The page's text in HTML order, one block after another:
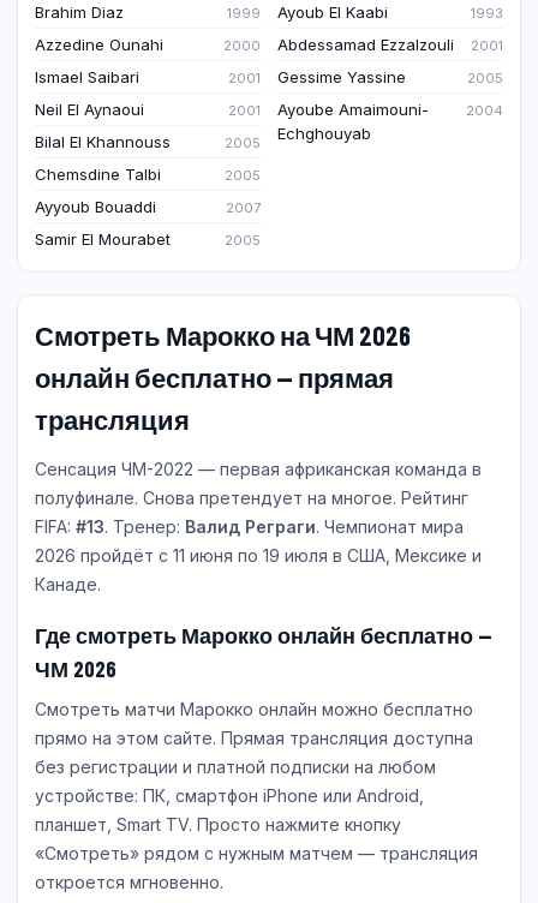
Brahim Diaz 1999
Azzedine Ounahi 2000
Ismael Saibari 2001
Neil El Aynaoui 2001
Bilal El Khannouss 2005
Chemsdine Talbi 2005
Ayyoub Bouaddi 2007
Samir El Mourabet 2005
Ayoub El Kaabi 1993
Abdessamad Ezzalzouli 2001
Gessime Yassine 2005
Ayoube Amaimouni-
Echghouyab
2004
Смотреть Марокко на ЧМ 2026
онлайн бесплатно — прямая
трансляция
Сенсация ЧМ-2022 — первая африканская команда в
полуфинале. Снова претендует на многое. Рейтинг
FIFA: #13. Тренер: Валид Реграги. Чемпионат мира
2026 пройдёт с 11 июня по 19 июля в США, Мексике и
Канаде.
Где смотреть Марокко онлайн бесплатно —
ЧМ 2026
Смотреть матчи Марокко онлайн можно бесплатно
прямо на этом сайте. Прямая трансляция доступна
без регистрации и платной подписки на любом
устройстве: ПК, смартфон iPhone или Android,
планшет, Smart TV. Просто нажмите кнопку
«Смотреть» рядом с нужным матчем — трансляция
откроется мгновенно.